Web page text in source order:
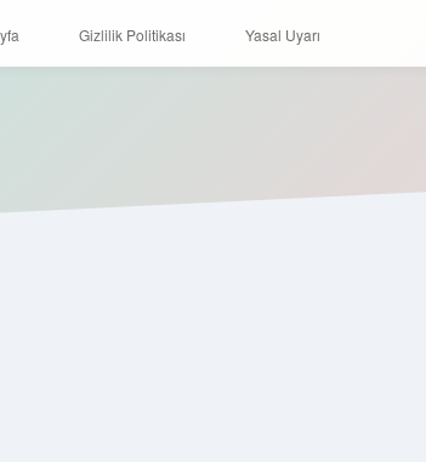
Gizlilik Politikası Yasal Uyarı